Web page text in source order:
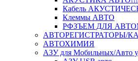
Кабель
Клеммы АВТО
РФЗЪЕМ ДЛЯ
АВТОРЕГИСТРАТОРЫ/
АВТОХИМИЯ
АЗУ для Мобильных/Авто